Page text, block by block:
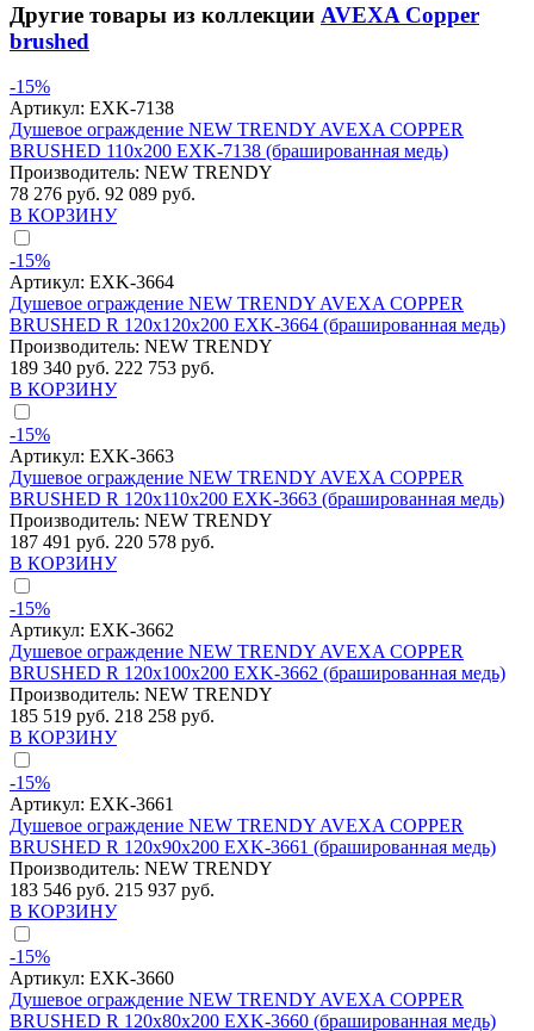
Другие товары из коллекции AVEXA Copper
brushed
-15%
Артикул: EXK-7138
Душевое ограждение NEW TRENDY AVEXA COPPER
BRUSHED 110x200 EXK-7138 (брашированная медь)
Производитель: NEW TRENDY
78 276 руб. 92 089 руб.
В КОРЗИНУ
-15%
Артикул: EXK-3664
Душевое ограждение NEW TRENDY AVEXA COPPER
BRUSHED R 120x120x200 EXK-3664 (брашированная медь)
Производитель: NEW TRENDY
189 340 руб. 222 753 руб.
В КОРЗИНУ
-15%
Артикул: EXK-3663
Душевое ограждение NEW TRENDY AVEXA COPPER
BRUSHED R 120x110x200 EXK-3663 (брашированная медь)
Производитель: NEW TRENDY
187 491 руб. 220 578 руб.
В КОРЗИНУ
-15%
Артикул: EXK-3662
Душевое ограждение NEW TRENDY AVEXA COPPER
BRUSHED R 120x100x200 EXK-3662 (брашированная медь)
Производитель: NEW TRENDY
185 519 руб. 218 258 руб.
В КОРЗИНУ
-15%
Артикул: EXK-3661
Душевое ограждение NEW TRENDY AVEXA COPPER
BRUSHED R 120x90x200 EXK-3661 (брашированная медь)
Производитель: NEW TRENDY
183 546 руб. 215 937 руб.
В КОРЗИНУ
-15%
Артикул: EXK-3660
Душевое ограждение NEW TRENDY AVEXA COPPER
BRUSHED R 120x80x200 EXK-3660 (брашированная медь)